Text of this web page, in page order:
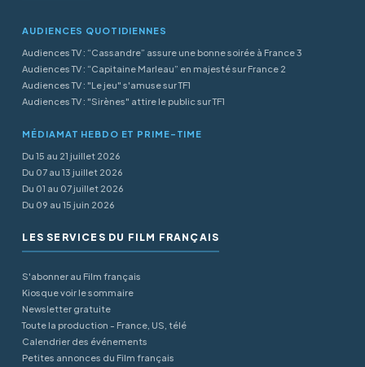
AUDIENCES QUOTIDIENNES
Audiences TV : “Cassandre” assure une bonne soirée à France 3
Audiences TV : “Capitaine Marleau” en majesté sur France 2
Audiences TV : "Le jeu" s'amuse sur TF1
Audiences TV : "Sirènes" attire le public sur TF1
MÉDIAMAT HEBDO ET PRIME-TIME
Du 15 au 21 juillet 2026
Du 07 au 13 juillet 2026
Du 01 au 07 juillet 2026
Du 09 au 15 juin 2026
LES SERVICES DU FILM FRANÇAIS
S'abonner au Film français
Kiosque voir le sommaire
Newsletter gratuite
Toute la production - France, US, télé
Calendrier des événements
Petites annonces du Film français